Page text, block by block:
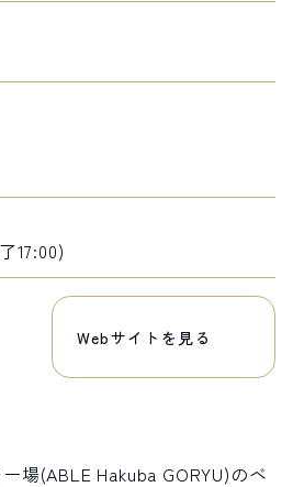
17:00)
Webサイトを見る
場(ABLE Hakuba GORYU)のベ